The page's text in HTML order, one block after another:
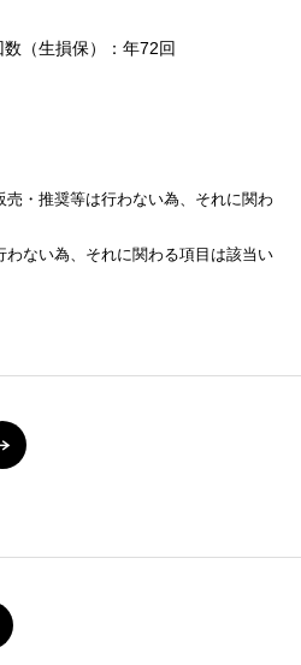
（生損保）：年72回
・推奨等は行わない為、それに関わ
ない為、それに関わる項目は該当い